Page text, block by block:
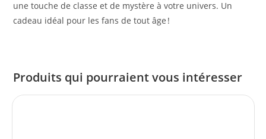
une touche de classe et de mystère à votre univers. Un
cadeau idéal pour les fans de tout âge !
Produits qui pourraient vous intéresser